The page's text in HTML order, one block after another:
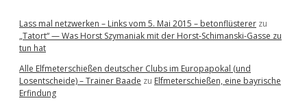
Lass mal netzwerken – Links vom 5. Mai 2015 – betonflüsterer zu
„Tatort“ — Was Horst Szymaniak mit der Horst-Schimanski-Gasse zu
tun hat
Alle Elfmeterschießen deutscher Clubs im Europapokal (und
Losentscheide) – Trainer Baade zu Elfmeterschießen, eine bayrische
Erfindung